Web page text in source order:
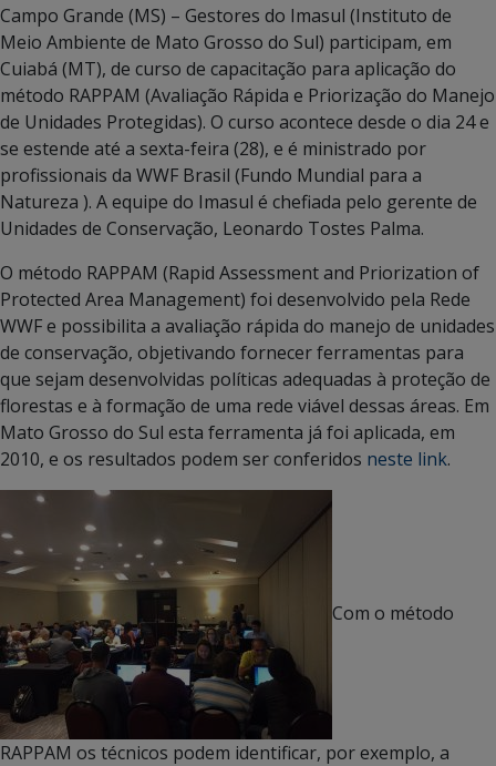
Campo Grande (MS) – Gestores do Imasul (Instituto de
Meio Ambiente de Mato Grosso do Sul) participam, em
Cuiabá (MT), de curso de capacitação para aplicação do
método RAPPAM (Avaliação Rápida e Priorização do Manejo
de Unidades Protegidas). O curso acontece desde o dia 24 e
se estende até a sexta-feira (28), e é ministrado por
profissionais da WWF Brasil (Fundo Mundial para a
Natureza ). A equipe do Imasul é chefiada pelo gerente de
Unidades de Conservação, Leonardo Tostes Palma.
O método RAPPAM (Rapid Assessment and Priorization of
Protected Area Management) foi desenvolvido pela Rede
WWF e possibilita a avaliação rápida do manejo de unidades
de conservação, objetivando fornecer ferramentas para
que sejam desenvolvidas políticas adequadas à proteção de
florestas e à formação de uma rede viável dessas áreas. Em
Mato Grosso do Sul esta ferramenta já foi aplicada, em
2010, e os resultados podem ser conferidos neste link.
Com o método
RAPPAM os técnicos podem identificar, por exemplo, a